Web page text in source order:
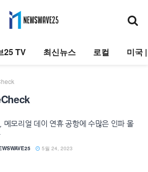
25 TV 최신뉴스 로컬 미국
메모리얼 데이 연휴 공항에 수많은 인파 몰
5월 24, 2023